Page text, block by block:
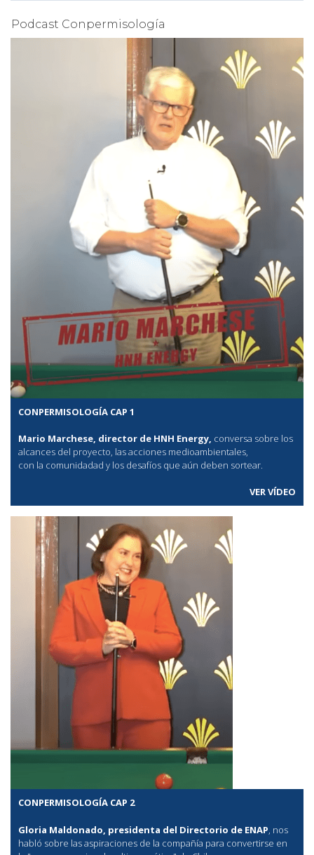
Podcast Conpermisología
CONPERMISOLOGÍA CAP 1
Mario Marchese, director de HNH Energy, conversa sobre los
alcances del proyecto, las acciones medioambientales,
con la comunidadad y los desafíos que aún deben sortear.
VER VÍDEO
CONPERMISOLOGÍA CAP 2
Gloria Maldonado, presidenta del Directorio de ENAP, nos
habló sobre las aspiraciones de la compañía para convertirse en